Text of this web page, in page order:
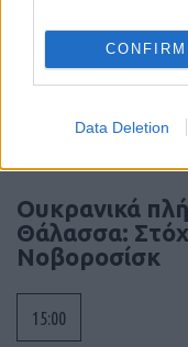
CONFIRM
Data Deletion
εισαγωγές
συνεργασία
Ουκρανικά
Θάλασσα:
Νοβοροσίσκ
15:00